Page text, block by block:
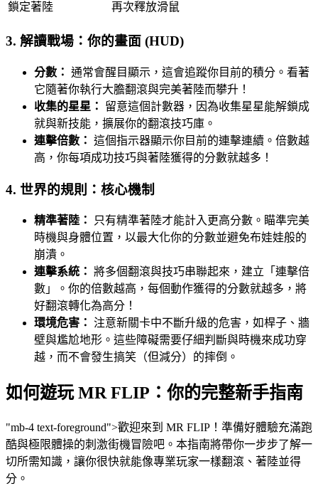
鎖定著陸
再次釋放滑鼠
3. 解讀戰場：你的畫面 (HUD)
分數： 通常會醒目顯示，這會追蹤你目前的積分。看著
它隨著你執行大膽翻滾與完美著陸而攀升！
收集的星星：
留意這個計數器，因為收集星星能解鎖成
就與新技能，擴展你的翻滾技巧庫。
連擊倍數： 這個指示器顯示你目前的連擊連續。倍數越
高，你每項成功技巧與著陸獲得的分數就越多！
4. 世界的規則：核心機制
精準著陸：
只有精準著陸才能計入更高分數。瞄準完美
時機與身體位置，以最大化你的分數並避免布娃娃般的
崩潰。
連擊系統： 將多個翻滾與技巧串聯起來，建立「連擊倍
數」。你的倍數越高，每個動作獲得的分數就越多，將
好翻滾轉化為高分！
環境危害： 注意新關卡中不斷升級的危害，如桿子、牆
壁與尷尬地形。這些障礙需要仔細判斷與時機來成功穿
越，而不會發生搞笑（但減分）的摔倒。
如何遊玩 MR FLIP：你的完整新手指南
"mb-4 text-foreground">歡迎來到 MR FLIP！準備好體驗充滿跑
酷與極限體操的刺激街機冒險吧。本指南將帶你一步步了解一
切所需知識，讓你很快就能像專業玩家一樣翻滾、著陸並得
分。